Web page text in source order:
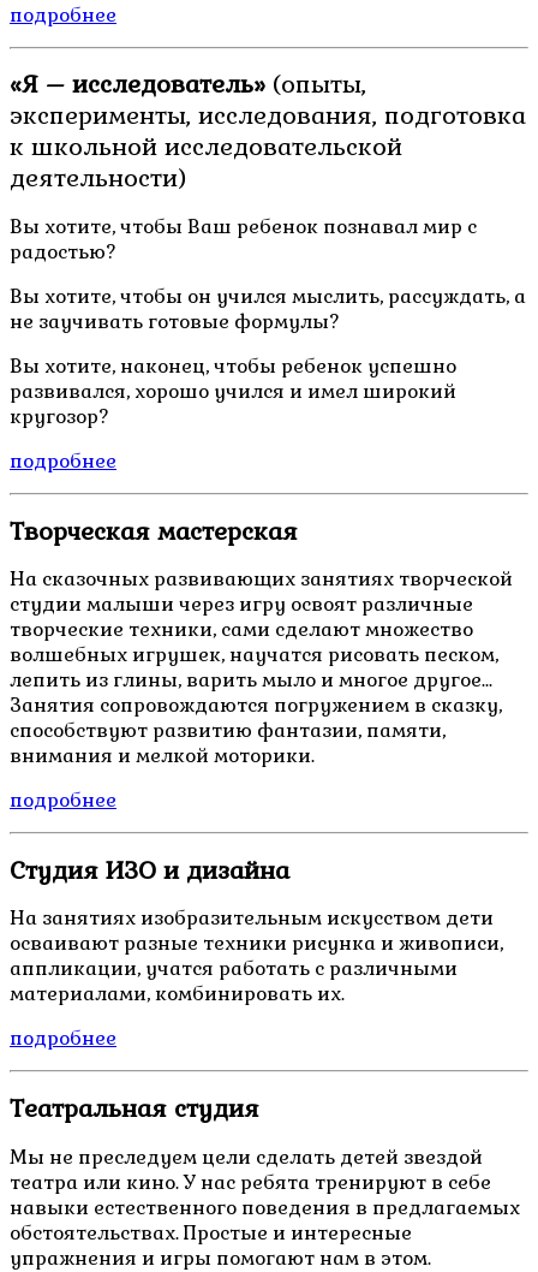
подробнее
«Я – исследователь» (опыты,
эксперименты, исследования, подготовка
к школьной исследовательской
деятельности)
Вы хотите, чтобы Ваш ребенок познавал мир с
радостью?
Вы хотите, чтобы он учился мыслить, рассуждать, а
не заучивать готовые формулы?
Вы хотите, наконец, чтобы ребенок успешно
развивался, хорошо учился и имел широкий
кругозор?
подробнее
Творческая мастерская
На сказочных развивающих занятиях творческой
студии малыши через игру освоят различные
творческие техники, сами сделают множество
волшебных игрушек, научатся рисовать песком,
лепить из глины, варить мыло и многое другое...
Занятия сопровождаются погружением в сказку,
способствуют развитию фантазии, памяти,
внимания и мелкой моторики.
подробнее
Студия ИЗО и дизайна
На занятиях изобразительным искусством дети
осваивают разные техники рисунка и живописи,
аппликации, учатся работать с различными
материалами, комбинировать их.
подробнее
Театральная студия
Мы не преследуем цели сделать детей звездой
театра или кино. У нас ребята тренируют в себе
навыки естественного поведения в предлагаемых
обстоятельствах. Простые и интересные
упражнения и игры помогают нам в этом.